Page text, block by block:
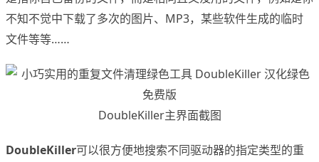
不知不觉中下载了多次的图片、MP3，某些软件生成的临时
文件等等……
DoubleKiller主界面截图
DoubleKiller可以很方便地搜索不同驱动器的指定类型的重